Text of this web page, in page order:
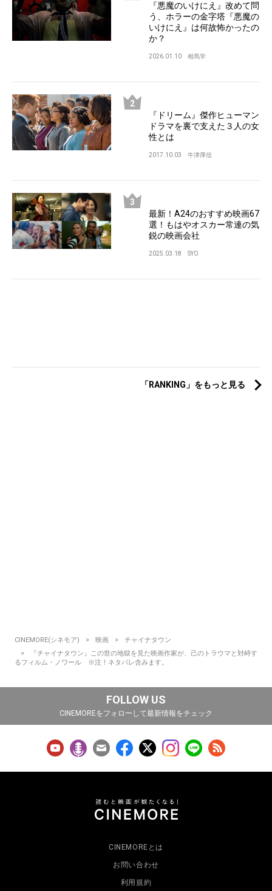
『悪魔のいけにえ』改めて問
う、ホラーの金字塔『悪魔の
いけにえ』は何故怖かったの
か？
2026.01.10 相馬学
『ドリーム』傑作ヒューマン
ドラマを裏で支えた３人の女
性とは
2017.10.03 牛津厚信
最新！A24のおすすめ映画67
選！もはやオスカー常連の気
鋭の映画会社
2025.03.18 SYO
「RANKING」をもっと見る
CINEMORE(シネモア) 映画
チャイナタウン
『チャイナタウン』この世の地獄を見た映画作家が、己のトラウマと対峙す
るフィルム・ノワール ※注！ネタバレ含みます。
FOLLOW US
CINEMOREをフォローして最新情報をチェック
CINEMOREとは
お問い合わせ
利用規約